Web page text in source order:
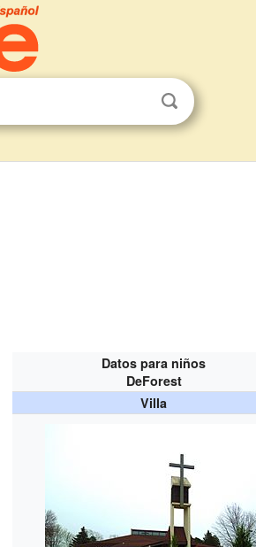
Datos para niños
DeForest
Villa